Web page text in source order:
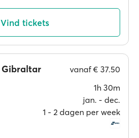
Vind tickets
Gibraltar vanaf€ 37.50
1h 30m
jan. ‐ dec.
1 ‐ 2 dagen per week